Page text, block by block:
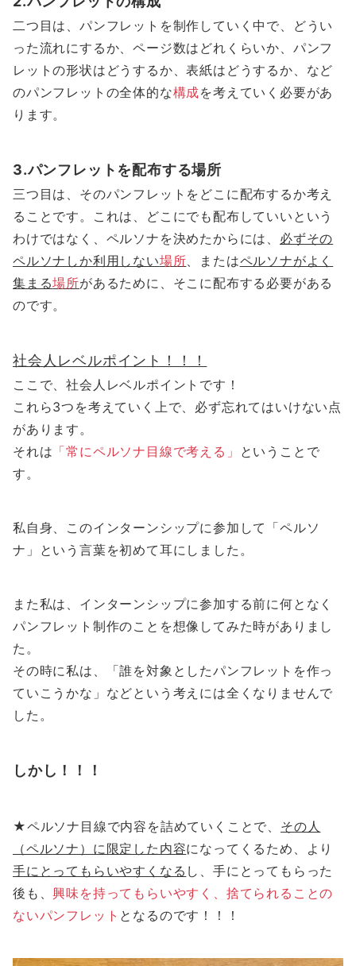
二つ目は、パンフレットを制作していく中で、どうい
った流れにするか、ページ数はどれくらいか、パンフ
レットの形状はどうするか、表紙はどうするか、など
のパンフレットの全体的な構成を考えていく必要があ
ります。
3.パンフレットを配布する場所
三つ目は、そのパンフレットをどこに配布するか考え
ることです。これは、どこにでも配布していいという
わけではなく、ペルソナを決めたからには、 必ずその
ペルソナしか利用しない場所、またはペルソナがよく
集まる場所があるために、そこに配布する必要がある
のです。
社会人レベルポイント！！！
ここで、社会人レベルポイントです！
これら3つを考えていく上で、必ず忘れてはいけない点
があります。
それは 「常にペルソナ目線で考える」 ということで
す。
私自身、このインターンシップに参加して「ペルソ
ナ」という言葉を初めて耳にしました。
また私は、インターンシップに参加する前に何となく
パンフレット制作のことを想像してみた時がありまし
た。
その時に私は、「誰を対象としたパンフレットを作っ
ていこうかな」などという考えには全くなりませんで
した。
しかし！！！
★ペルソナ目線で内容を詰めていくことで、 その人
（ペルソナ）に限定した内容になってくるため、より
手にとってもらいやすくなる し、手にとってもらった
後も、興味を持ってもらいやすく、捨てられることの
ないパンフレット となるのです！！！